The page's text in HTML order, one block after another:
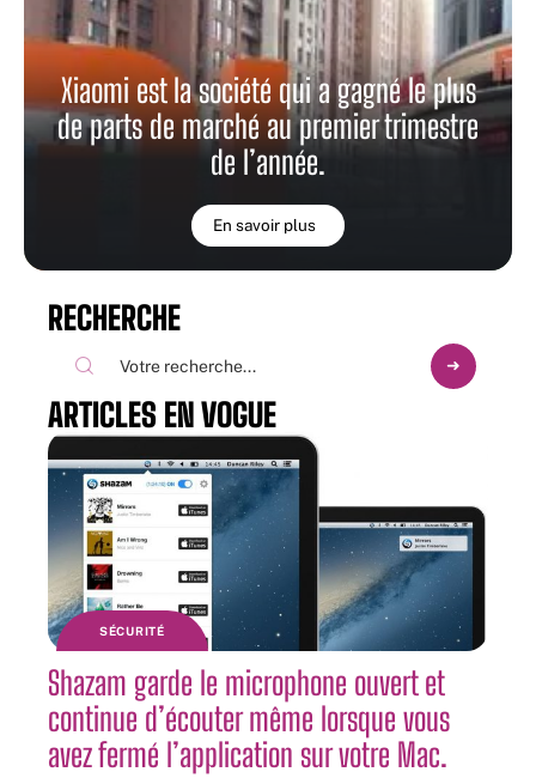
Xiaomi est la société qui a gagné le plus
de parts de marché au premier trimestre
de l’année.
En savoir plus
RECHERCHE
ARTICLES EN VOGUE
SÉCURITÉ
Shazam garde le microphone ouvert et
continue d’écouter même lorsque vous
avez fermé l’application sur votre Mac.